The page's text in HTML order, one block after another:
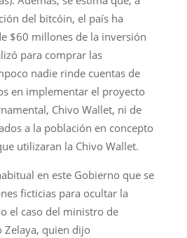
del bitcóin, el país ha
$60 millones de la inversión
para comprar las
nadie rinde cuentas de
en implementar el proyecto
Chivo Wallet, ni de
a la población en concepto
utilizaran la Chivo Wallet.
en este Gobierno que se
ficticias para ocultar la
el caso del ministro de
Zelaya, quien dijo